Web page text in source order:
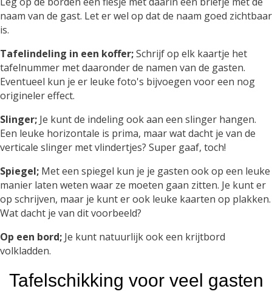
naam van de gast. Let er wel op dat de naam goed zichtbaar
is.
Tafelindeling in een koffer;Schrijf op elk kaartje het
tafelnummer met daaronder de namen van de gasten.
Eventueel kun je er leuke foto's bijvoegen voor een nog
origineler effect.
Slinger; Je kunt de indeling ook aan een slinger hangen.
Een leuke horizontale is prima, maar wat dacht je van de
verticale slinger met vlindertjes? Super gaaf, toch!
Spiegel; Met een spiegel kun je je gasten ook op een leuke
manier laten weten waar ze moeten gaan zitten. Je kunt er
op schrijven, maar je kunt er ook leuke kaarten op plakken.
Wat dacht je van dit voorbeeld?
Op een bord; Je kunt natuurlijk ook een krijtbord
volkladden.
Tafelschikking voor veel gasten